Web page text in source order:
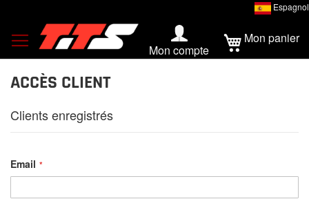
Espagnol
Mon compte
Mon panier
ACCÈS CLIENT
Clients enregistrés
Email